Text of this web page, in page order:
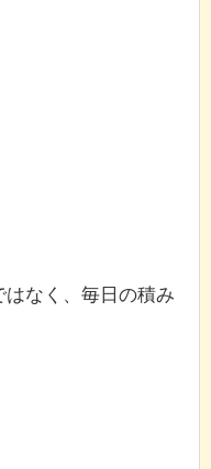
なく、毎日の積み